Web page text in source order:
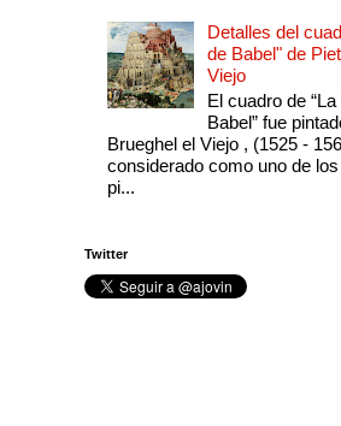
Detalles del
de Babel" de
Viejo
El cuadro de “La
Babel” fue
Brueghel el Viejo , (1525 -
considerado como uno de
pi...
Twitter